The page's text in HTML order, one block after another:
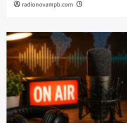
radionovampb.com